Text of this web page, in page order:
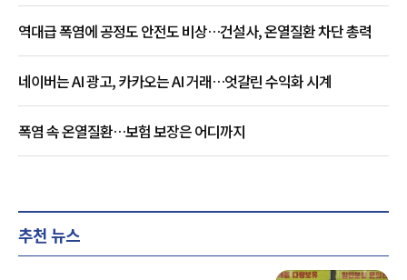
역대급 폭염에 공정도 안전도 비상…건설사, 온열질환 차단 총력
네이버는 AI 광고, 카카오는 AI 거래…엇갈린 수익화 시계
폭염 속 온열질환…보험 보장은 어디까지
추천 뉴스